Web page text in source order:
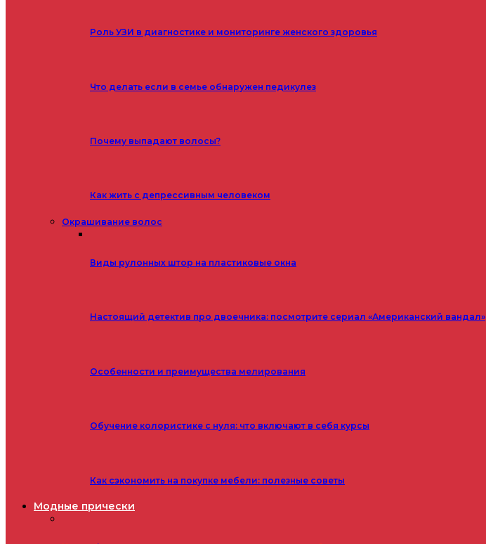
Роль УЗИ в диагностике и мониторинге женского здоровья
Что делать если в семье обнаружен педикулез
Почему выпадают волосы?
Как жить с депрессивным человеком
Окрашивание волос
Виды рулонных штор на пластиковые окна
Настоящий детектив про двоечника: посмотрите сериал «Американский вандал»
Особенности и преимущества мелирования
Обучение колористике с нуля: что включают в себя курсы
Как сэкономить на покупке мебели: полезные советы
Модные прически